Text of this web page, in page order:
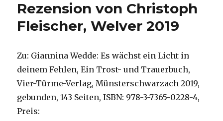
Rezension von Christoph
Fleischer, Welver 2019
Zu: Giannina Wedde: Es wächst ein Licht in
deinem Fehlen, Ein Trost- und Trauerbuch,
Vier-Türme-Verlag, Münsterschwarzach 2019,
gebunden, 143 Seiten, ISBN: 978-3-7365-0228-4,
Preis: